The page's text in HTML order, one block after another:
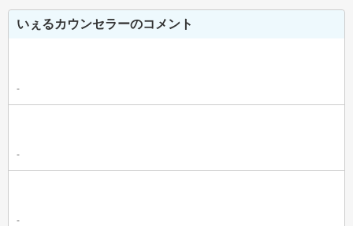
いぇるカウンセラーのコメント
-
-
-